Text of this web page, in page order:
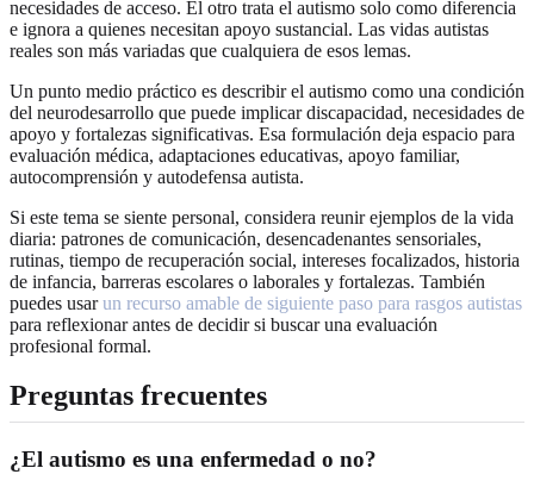
necesidades de acceso. El otro trata el autismo solo como diferencia
e ignora a quienes necesitan apoyo sustancial. Las vidas autistas
reales son más variadas que cualquiera de esos lemas.
Un punto medio práctico es describir el autismo como una condición
del neurodesarrollo que puede implicar discapacidad, necesidades de
apoyo y fortalezas significativas. Esa formulación deja espacio para
evaluación médica, adaptaciones educativas, apoyo familiar,
autocomprensión y autodefensa autista.
Si este tema se siente personal, considera reunir ejemplos de la vida
diaria: patrones de comunicación, desencadenantes sensoriales,
rutinas, tiempo de recuperación social, intereses focalizados, historia
de infancia, barreras escolares o laborales y fortalezas. También
puedes usarun recurso amable de siguiente paso para rasgos autistas
para reflexionar antes de decidir si buscar una evaluación
profesional formal.
Preguntas frecuentes
¿El autismo es una enfermedad o no?